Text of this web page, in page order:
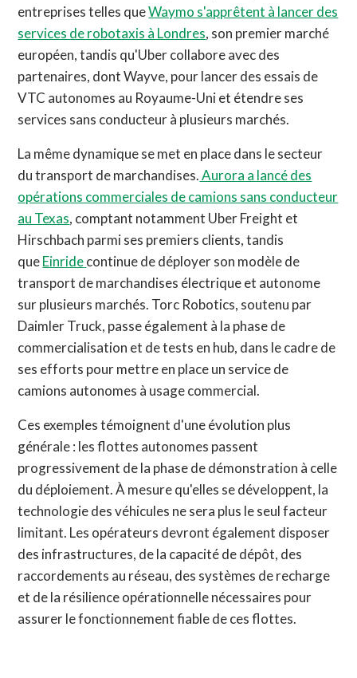
entreprises telles queWaymo s'apprêtent à lancer des
services de robotaxis à Londres, son premier marché
européen, tandis qu'Uber collabore avec des
partenaires, dont Wayve, pour lancer des essais de
VTC autonomes au Royaume-Uni et étendre ses
services sans conducteur à plusieurs marchés.
La même dynamique se met en place dans le secteur
du transport de marchandises.Aurora a lancé des
opérations commerciales de camions sans conducteur
au Texas, comptant notamment Uber Freight et
Hirschbach parmi ses premiers clients, tandis
queEinridecontinue de déployer son modèle de
transport de marchandises électrique et autonome
sur plusieurs marchés. Torc Robotics, soutenu par
Daimler Truck, passe également à la phase de
commercialisation et de tests en hub, dans le cadre de
ses efforts pour mettre en place un service de
camions autonomes à usage commercial.
Ces exemples témoignent d'une évolution plus
générale : les flottes autonomes passent
progressivement de la phase de démonstration à celle
du déploiement. À mesure qu'elles se développent, la
technologie des véhicules ne sera plus le seul facteur
limitant. Les opérateurs devront également disposer
des infrastructures, de la capacité de dépôt, des
raccordements au réseau, des systèmes de recharge
et de la résilience opérationnelle nécessaires pour
assurer le fonctionnement fiable de ces flottes.